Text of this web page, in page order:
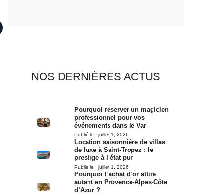
NOS DERNIÈRES ACTUS
Pourquoi réserver un magicien
professionnel pour vos
événements dans le Var
Publié le : juillet 1, 2026
Location saisonnière de villas
de luxe à Saint-Tropez : le
prestige à l’état pur
Publié le : juillet 1, 2026
Pourquoi l’achat d’or attire
autant en Provence-Alpes-Côte
d’Azur ?